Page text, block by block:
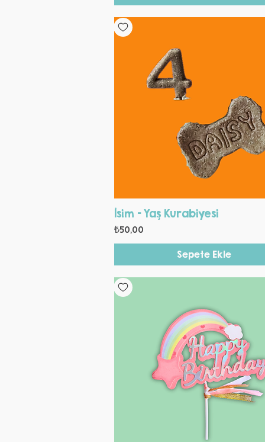
Hızlı Bakış
İsim - Yaş Kurabiyesi
Fiyat
₺50,00
Sepete Ekle